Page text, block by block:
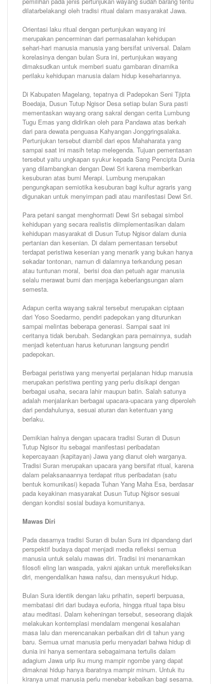
dilatarbelakangi oleh tradisi ritual dalam masyarakat Jawa.
Orientasi laku ritual dengan pertunjukan wayang ini
merupakan pencerminan dari permasalahan kehidupan
sehari-hari manusia manusia yang bersifat universal. Dalam
korelasinya dengan bulan Sura ini, pertunjukan wayang
dimaksudkan untuk memberi suatu gambaran dinamika
perilaku kehidupan manusia dalam hidup kesehariannya.
Di Kabupaten Magelang, tepatnya di Padepokan Seni Tjipta
Boedaja, Dusun Tutup Ngisor Desa setiap bulan Sura pasti
mementaskan wayang orang sakral dengan cerita Lumbung
Tugu Emas yang didirikan oleh para Pandawa atas berkah
dari para dewata penguasa Kahyangan Jonggringsalaka.
Pertunjukan tersebut diambil dari epos Mahaharata yang
sampai saat ini masih tetap melegenda. Tujuan pementasan
tersebut yaitu ungkapan syukur kepada Sang Pencipta Dunia
yang dilambangkan dengan Dewi Sri karena memberikan
kesuburan atas bumi Merapi. Lumbung merupakan
pengungkapan semiotika kesuburan bagi kultur agraris yang
digunakan untuk menyimpan padi atau manifestasi Dewi Sri.
Para petani sangat menghormati Dewi Sri sebagai simbol
kehidupan yang secara realistis diimplementasikan dalam
kehidupan masyarakat di Dusun Tutup Ngisor dalam dunia
pertanian dan kesenian. Di dalam pementasan tersebut
terdapat peristiwa kesenian yang menarik yang bukan hanya
sekadar tontonan, namun di dalamnya terkandung pesan
atau tuntunan moral, berisi doa dan petuah agar manusia
selalu merawat bumi dan menjaga keberlangsungan alam
semesta.
Adapun cerita wayang sakral tersebut merupakan ciptaan
dari Yoso Soedarmo, pendiri padepokan yang diturunkan
sampai melintas beberapa generasi. Sampai saat ini
ceritanya tidak berubah. Sedangkan para pemainnya, sudah
menjadi ketentuan harus keturunan langsung pendiri
padepokan.
Berbagai peristiwa yang menyertai perjalanan hidup manusia
merupakan peristiwa penting yang perlu disikapi dengan
berbagai usaha, secara lahir maupun batin. Salah satunya
adalah menjalankan berbagai upacara-upacara yang diperoleh
dari pendahulunya, sesuai aturan dan ketentuan yang
berlaku.
Demikian halnya dengan upacara tradisi Suran di Dusun
Tutup Ngisor itu sebagai manifestasi peribadatan
kepercayaan (kapitayan) Jawa yang dianut oleh warganya.
Tradisi Suran merupakan upacara yang bersifat ritual, karena
dalam pelaksanaannya terdapat ritus peribadatan (satu
bentuk komunikasi) kepada Tuhan Yang Maha Esa, berdasar
pada keyakinan masyarakat Dusun Tutup Ngisor sesuai
dengan kondisi sosial budaya komunitanya.
Mawas Diri
Pada dasarnya tradisi Suran di bulan Sura ini dipandang dari
perspektif budaya dapat menjadi media refleksi semua
manusia untuk selalu mawas diri. Tradisi ini menanamkan
filosofi eling lan waspada, yakni ajakan untuk merefleksikan
diri, mengendalikan hawa nafsu, dan mensyukuri hidup.
Bulan Sura identik dengan laku prihatin, seperti berpuasa,
membatasi diri dari budaya euforia, hingga ritual tapa bisu
atau meditasi. Dalam keheningan tersebut, seseorang diajak
melakukan kontemplasi mendalam mengenai kesalahan
masa lalu dan merencanakan perbaikan diri di tahun yang
baru. Semua umat manusia perlu menyadari bahwa hidup di
dunia ini hanya sementara sebagaimana tertulis dalam
adagium Jawa urip iku mung mampir ngombe yang dapat
dimaknai hidup hanya ibaratnya mampir minum. Untuk itu
kiranya umat manusia perlu menebar kebaikan bagi sesama.